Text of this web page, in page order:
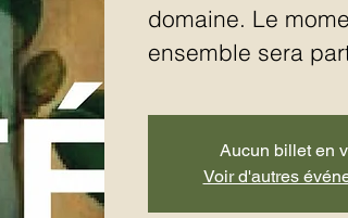
domaine. Le
ensemble sera
Aucun billet en
Voir d'autres